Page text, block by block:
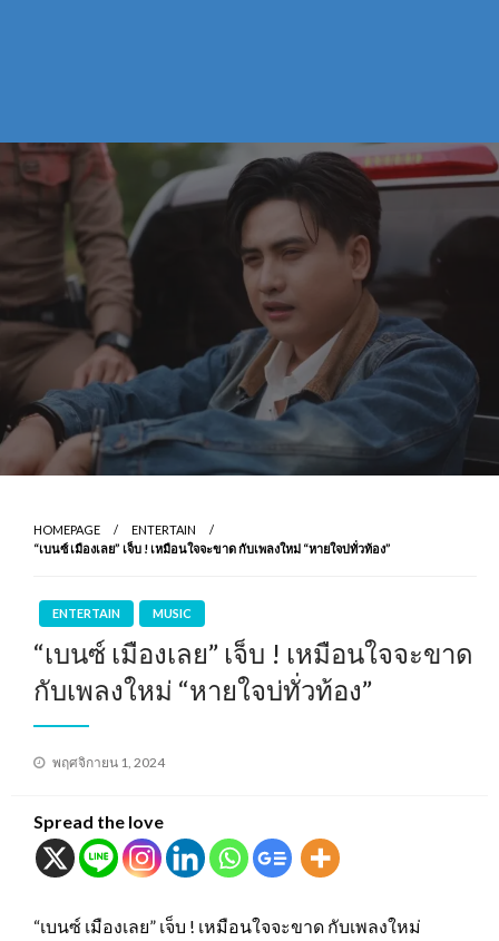
HOMEPAGE
ENTERTAIN
“เบนซ์ เมืองเลย” เจ็บ ! เหมือนใจจะขาด กับเพลงใหม่ “หายใจบ่ทั่วท้อง”
ENTERTAIN MUSIC
“เบนซ์ เมืองเลย” เจ็บ ! เหมือนใจจะขาด
กับเพลงใหม่ “หายใจบ่ทั่วท้อง”
Posted
พฤศจิกายน 1, 2024
Spread the love
“เบนซ์ เมืองเลย” เจ็บ ! เหมือนใจจะขาด กับเพลงใหม่